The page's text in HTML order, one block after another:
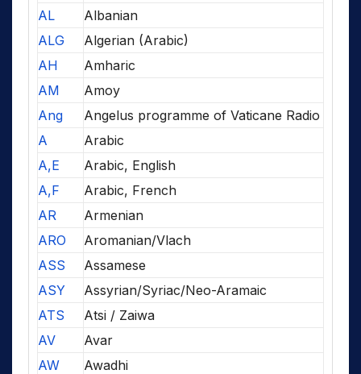
AL
Albanian
ALG
Algerian (Arabic)
AH
Amharic
AM
Amoy
Ang
Angelus programme of Vaticane Radio
A
Arabic
A,E
Arabic, English
A,F
Arabic, French
AR
Armenian
ARO
Aromanian/Vlach
ASS
Assamese
ASY
Assyrian/Syriac/Neo-Aramaic
ATS
Atsi / Zaiwa
AV
Avar
AW
Awadhi